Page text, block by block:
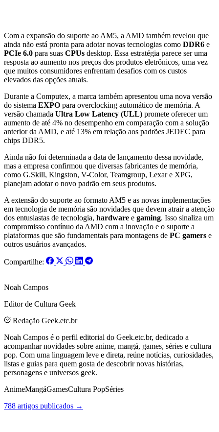
Com a expansão do suporte ao AM5, a AMD também revelou que
ainda não está pronta para adotar novas tecnologias como DDR6 e
PCIe 6.0 para suas CPUs desktop. Essa estratégia parece ser uma
resposta ao aumento nos preços dos produtos eletrônicos, uma vez
que muitos consumidores enfrentam desafios com os custos
elevados das opções atuais.
Durante a Computex, a marca também apresentou uma nova versão
do sistema EXPO para overclocking automático de memória. A
versão chamada Ultra Low Latency (ULL) promete oferecer um
aumento de até 4% no desempenho em comparação com a solução
anterior da AMD, e até 13% em relação aos padrões JEDEC para
chips DDR5.
Ainda não foi determinada a data de lançamento dessa novidade,
mas a empresa confirmou que diversas fabricantes de memória,
como G.Skill, Kingston, V-Color, Teamgroup, Lexar e XPG,
planejam adotar o novo padrão em seus produtos.
A extensão do suporte ao formato AM5 e as novas implementações
em tecnologia de memória são novidades que devem atrair a atenção
dos entusiastas de tecnologia, hardware e gaming. Isso sinaliza um
compromisso contínuo da AMD com a inovação e o suporte a
plataformas que são fundamentais para montagens de PC gamers e
outros usuários avançados.
Compartilhe:
Noah Campos
Editor de Cultura Geek
Redação Geek.etc.br
Noah Campos é o perfil editorial do Geek.etc.br, dedicado a
acompanhar novidades sobre anime, mangá, games, séries e cultura
pop. Com uma linguagem leve e direta, reúne notícias, curiosidades,
listas e guias para quem gosta de descobrir novas histórias,
personagens e universos geek.
AnimeMangáGamesCultura PopSéries
788 artigos publicados →